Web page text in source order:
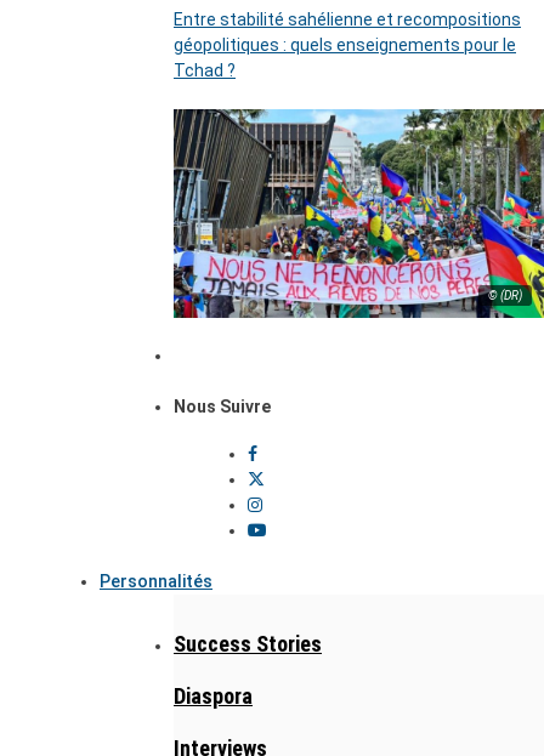
Entre stabilité sahélienne et recompositions
géopolitiques : quels enseignements pour le
Tchad ?
© (DR)
Nous Suivre
Personnalités
Success Stories
Diaspora
Interviews